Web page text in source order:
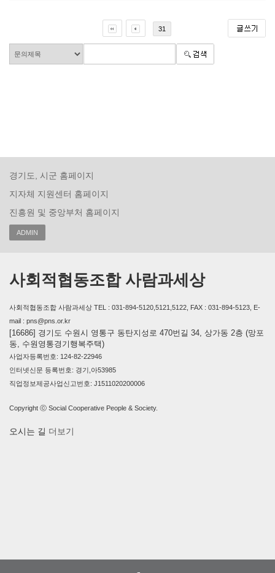
31
경기도, 시군 홈페이지
지자체 지원센터 홈페이지
진흥원 및 중앙부처 홈페이지
ADMIN
사회적협동조합 사람과세상
사회적협동조합 사람과세상 TEL : 031-894-5120,5121,5122, FAX : 031-894-5123, E-
mail : pns@pns.or.kr
[16686] 경기도 수원시 영통구 동탄지성로 470번길 34, 상가동 2층 (망포
동, 수원영통경기행복주택)
사업자등록번호: 124-82-22946
인터넷신문 등록번호: 경기,아53985
직업정보제공사업신고번호: J1511020200006
Copyright ⓒ Social Cooperative People & Society.
오시는 길 더보기